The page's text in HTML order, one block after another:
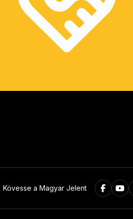
Kövesse a Magyar Jelent